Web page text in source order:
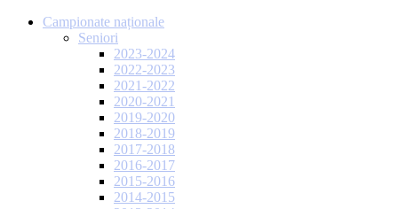
Campionate naționale
Seniori
2023-2024
2022-2023
2021-2022
2020-2021
2019-2020
2018-2019
2017-2018
2016-2017
2015-2016
2014-2015